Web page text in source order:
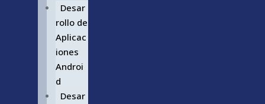
Desar
rollo de
Aplicac
iones
Androi
d
Desar